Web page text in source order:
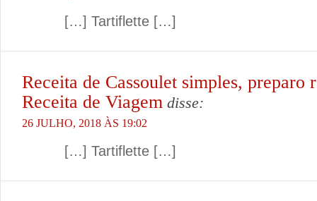
[…] Tartiflette […]
Receita de Cassoulet simples, preparo
Receita de Viagem disse:
26 JULHO, 2018 ÀS 19:02
[…] Tartiflette […]